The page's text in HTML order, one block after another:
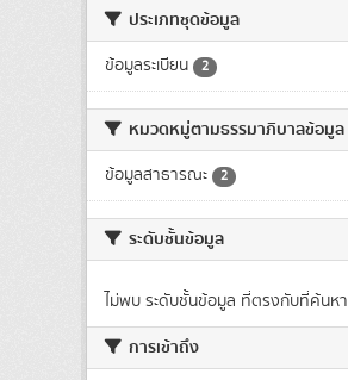
ประเภทชุดข้อมูล
ข้อมูลระเบียน 2
หมวดหมู่ตามธรรมาภิบาลข้อมูล
ข้อมูลสาธารณะ 2
ระดับชั้นข้อมูล
ไม่พบ ระดับชั้นข้อมูล ที่ตรงกับที่ค้นหา
การเข้าถึง